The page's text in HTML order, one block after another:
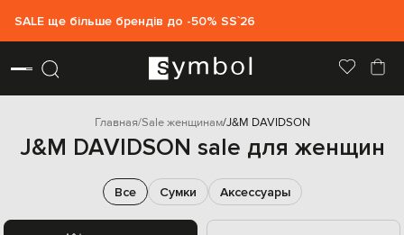
SALE ще більше брендів до -50% SS`26
Главная Sale женщинам J&M DAVIDSON
J&M DAVIDSON sale для женщин
Все Сумки Аксессуары